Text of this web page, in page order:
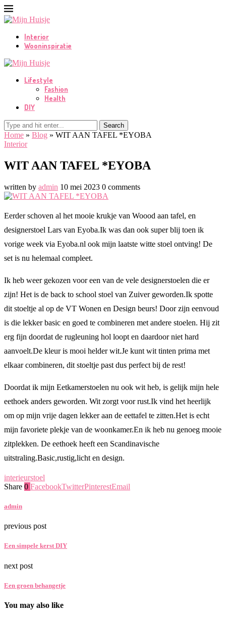
Interior
Wooninspiratie
Lifestyle
Fashion
Health
DIY
Search
Home » Blog » WIT AAN TAFEL *EYOBA
Interior
WIT AAN TAFEL *EYOBA
written by admin 10 mei 2023 0 comments
Eerder schoven al het mooie krukje van Woood aan tafel, en
designerstoel Lars van Eyoba.Ik was dan ook super blij toen ik
vorige week via Eyoba.nl ook mijn laatste witte stoel ontving! De
set is nu helemaal compleet.
Ik heb weer gekozen voor een van de vele designerstoelen die er
zijn! Het is de back to school stoel van Zuiver geworden.Ik spotte
dit stoeltje al op de VT Wonen en Design beurs! Door zijn eenvoud
is die lekker basic en goed te combineren met andere stoelen. Hij zit
erg fijn doordat de rugleuning hol loopt en daardoor niet hard
aanvoelt.De kleur is mooi helder wit.Je kunt wit tinten prima met
elkaar combineren, dit stoeltje past dus perfect bij de rest!
Doordat ik mijn Eetkamerstoelen nu ook wit heb, is gelijk mijn hele
eethoek anders geworden. Wit zorgt voor rust.Ik vind het heerlijk
om op mijn vrije dagen lekker aan de eettafel te zitten.Het is echt
mijn favoriete plekje van de woonkamer.En ik heb nu genoeg mooie
zitplekken. De eethoek heeft een Scandinavische
uitstraling.Basic,rustig,licht en design.
interieurstoel
Share 0 FacebookTwitterPinterestEmail
admin
previous post
Een simpele kerst DIY
next post
Een groen behangetje
You may also like